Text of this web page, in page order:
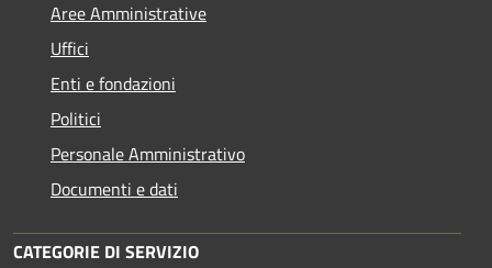
Aree Amministrative
Uffici
Enti e fondazioni
Politici
Personale Amministrativo
Documenti e dati
CATEGORIE DI SERVIZIO